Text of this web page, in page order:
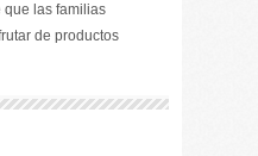
que las familias
de productos